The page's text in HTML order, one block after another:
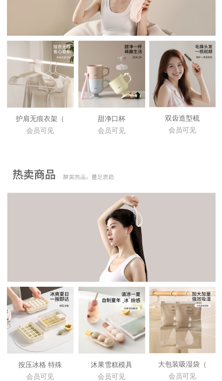
护肩无痕衣架（
会员可见
甜净口杯
会员可见
双齿造型梳
会员可见
按压冰格 特殊
会员可见
沐果雪糕模具
会员可见
大包装吸湿袋（
会员可见